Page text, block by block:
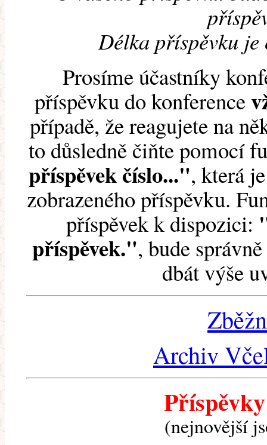
Délka příspěvku je
Prosíme účastníky
příspěvku do konference
případě, že reagujete na
to důsledně čiňte pomocí
příspěvek číslo...", která
zobrazeného příspěvku.
příspěvek k dispozici:
příspěvek.", bude
dbát výše
Archiv
(nejnovější